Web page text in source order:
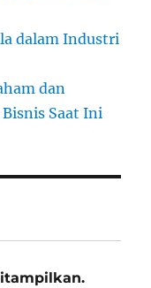
dalam Industri
dan
Saat Ini